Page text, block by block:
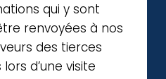
qui y sont
renvoyées à nos
des tierces
d’une visite